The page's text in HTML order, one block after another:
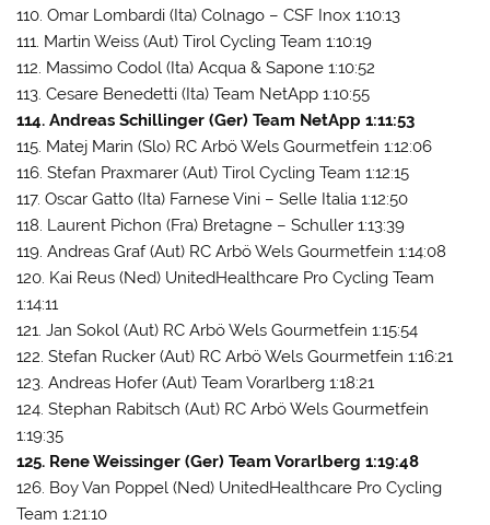
110. Omar Lombardi (Ita) Colnago – CSF Inox 1:10:13
111. Martin Weiss (Aut) Tirol Cycling Team 1:10:19
112. Massimo Codol (Ita) Acqua & Sapone 1:10:52
113. Cesare Benedetti (Ita) Team NetApp 1:10:55
114. Andreas Schillinger (Ger) Team NetApp 1:11:53
115. Matej Marin (Slo) RC Arbö Wels Gourmetfein 1:12:06
116. Stefan Praxmarer (Aut) Tirol Cycling Team 1:12:15
117. Oscar Gatto (Ita) Farnese Vini – Selle Italia 1:12:50
118. Laurent Pichon (Fra) Bretagne – Schuller 1:13:39
119. Andreas Graf (Aut) RC Arbö Wels Gourmetfein 1:14:08
120. Kai Reus (Ned) UnitedHealthcare Pro Cycling Team
1:14:11
121. Jan Sokol (Aut) RC Arbö Wels Gourmetfein 1:15:54
122. Stefan Rucker (Aut) RC Arbö Wels Gourmetfein 1:16:21
123. Andreas Hofer (Aut) Team Vorarlberg 1:18:21
124. Stephan Rabitsch (Aut) RC Arbö Wels Gourmetfein
1:19:35
125. Rene Weissinger (Ger) Team Vorarlberg 1:19:48
126. Boy Van Poppel (Ned) UnitedHealthcare Pro Cycling
Team 1:21:10